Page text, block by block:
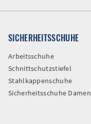
SICHERHEITSSCHUHE
Arbeitsschuhe
Schnittschutzstiefel
Stahlkappenschuhe
Sicherheitsschuhe Damen